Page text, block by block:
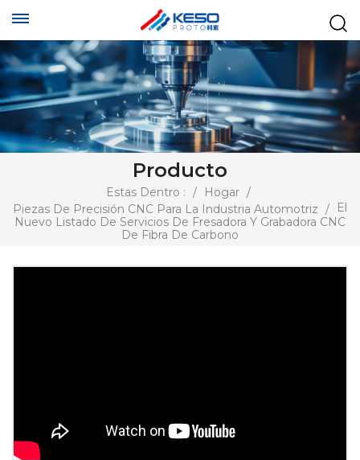
Producto
Estas Dentro : / Hogar /
Piezas De Precisión CNC Para La Industria Automotriz /
El
Nuevo Listado De Servicios De Fresadora Y Grabadora CNC
De Fibra De Carbono